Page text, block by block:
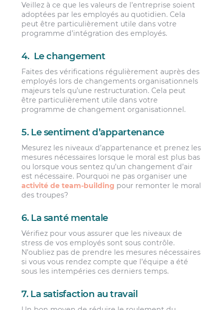
Veillez à ce que les valeurs de l’entreprise soient
adoptées par les employés au quotidien. Cela
peut être particulièrement utile dans votre
programme d’intégration des employés.
4. Le changement
Faites des vérifications régulièrement auprès des
employés lors de changements organisationnels
majeurs tels qu’une restructuration. Cela peut
être particulièrement utile dans votre
programme de changement organisationnel.
5. Le sentiment d’appartenance
Mesurez les niveaux d’appartenance et prenez les
mesures nécessaires lorsque le moral est plus bas
ou lorsque vous sentez qu’un changement d’air
est nécessaire. Pourquoi ne pas organiser une
activité de team-building pour remonter le moral
des troupes?
6. La santé mentale
Vérifiez pour vous assurer que les niveaux de
stress de vos employés sont sous contrôle.
N’oubliez pas de prendre les mesures nécessaires
si vous vous rendez compte que l’équipe a été
sous les intempéries ces derniers temps.
7. La satisfaction au travail